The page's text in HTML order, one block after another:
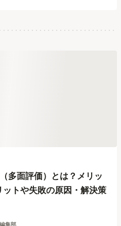
多面評価）とは？メリッ
ットや失敗の原因・解決策
集部